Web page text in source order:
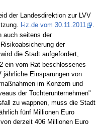
der Landesdirektion zur LVV
l-iz.de vom 30.11.2011
auch seitens der
der
die Stadt aufgefordert,
ein vom Rat beschlossenes
jährliche Einsparungen von
im Konzern und
der Tochterunternehmen"
zu wappnen, muss die Stadt
fünf Millionen Euro
derzeit 406 Millionen Euro